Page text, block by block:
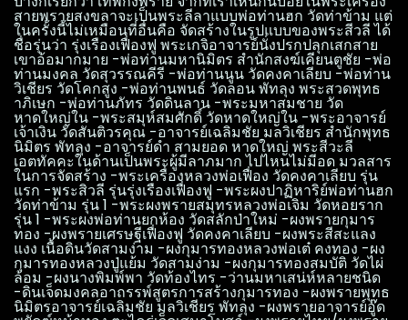
สายพรายสงขลาจะเป็นพระลีลาแบบพ่อท่านฮก วัดท่าข้าม แต่
ในครั้งนี้ไม่เหมือนที่อื่นคือ จัดสร้างในรูปแบบของพระสีวลี ได้
ชื่อรุ่นว่า รุ่งเรือง​เฟื่องฟู​ พระเกจิอาจารย์นั่งปรกปลุกเสกสาย
เขาอ้อมากมาย -พ่อท่านมหานิมิตร สำนักสงฆ์เคียนตูชัย -พ่อ
ท่านมงคล วัดสุวรรณคีรี -พ่อท่านนูน วัดคงคาเลียบ -พ่อท่าน
วิเชียร วัดโคกสูง -พ่อท่านพนธ์ วัดลอน พัทลุง พระสวดพุทธ
าภิเษก -พ่อท่านภัทร วัดดินลาน -พระมหาสมชาย วัด
หาดใหญ่ใน -พระสมุห์สมศักดิ์ วัดหาดใหญ่ใน -พระอาจารย์
เจ้าเงิน วัดสันติวรคุณ -อาจารย์เฉลิม​ชัย​ มล​วิเชียร​ สำนัก​พุทธ​
นิ​มิตร​ พัทลุง -อาจารย์​ดำ สามยอด หาดใหญ่ พระสีวะลี
เอตทัคคะ​ในด้านเป็นพระผู้มีลาภมาก ไปไหนไม่มีอด มวลสาร
ในการจัดสร้าง -พระเครื่องหลวงพ่อเฟื่อง วัดคงคาเลียบ รุ่น
แรก -พระสิวลี รุ่นรุ่งเรืองเฟื่องฟู -พระผงปาฏิหาริย์​พ่อท่านฮก
วัดท่าข้าม รุ่น 1 -พระผงพรายสมุทร​หลวงพ่อเจิม วัดหอยราก
รุ่น 1 -พระผงพ่อท่านยกห้อง วัดสลัก​ป่า​ใหม่​ -ผงพรายกุมาร
ทอง -ผงพรายเศรษฐี​เฟื่องฟู วัดคงคาเลียบ -ผงพระสีสะแลง
แงง เนื้อดินวัดสามง่าม -ผงกุมารทองหลวงพ่อเต๋ คงทอง -ผง
กุมารทองหลวงปู่แย้ม วัดสามง่าม -ผงกุมารทองสมบัติ​ วัดไผ่
ล้อม -ผงนางพิมพ์พา วัดท้องไทร -ว่านมหาเสน่ห์​หลายชนิด
-ดินเจ็ดมงคลอาถรรพ์​สูตรการสร้างกุมารทอง -ผงพรายพุทธ
นิมิตรอาจารย์เฉลิมชัย มลวิเชียร พัทลุง -ผงพรายอาจารย์​อู๊ด​